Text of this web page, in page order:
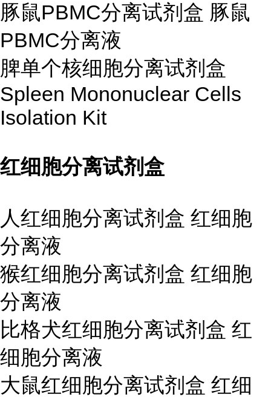
豚鼠PBMC分离试剂盒 豚鼠
PBMC分离液
脾单个核细胞分离试剂盒
Spleen Mononuclear Cells
Isolation Kit
红细胞分离试剂盒
人红细胞分离试剂盒 红细胞
分离液
猴红细胞分离试剂盒 红细胞
分离液
比格犬红细胞分离试剂盒 红
细胞分离液
大鼠红细胞分离试剂盒 红细